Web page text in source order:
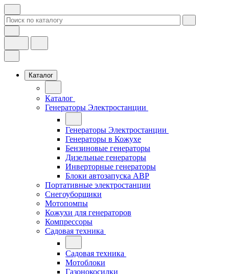
Каталог
Каталог
Генераторы Электростанции
Генераторы Электростанции
Генераторы в Кожухе
Бензиновые генераторы
Дизельные генераторы
Инверторные генераторы
Блоки автозапуска АВР
Портативные электростанции
Снегоуборщики
Мотопомпы
Кожухи для генераторов
Компрессоры
Садовая техника
Садовая техника
Мотоблоки
Газонокосилки